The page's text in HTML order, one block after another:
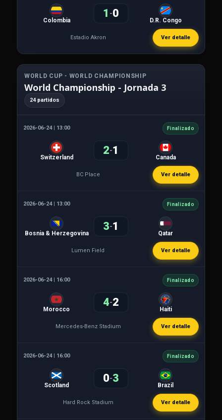
Colombia
1 -0
D.R. Congo
Estadio Akron Ver detalle
WORLD CUP - WORLD CHAMPIONSHIP
World Championship - Jornada 3
24 partidos
2026-06-24 | 13:00 Finalizado
Switzerland
2-1
Canada
BC Place Ver detalle
2026-06-24 | 13:00 Finalizado
Bosnia & Herzegovina
3-1
Qatar
Lumen Field Ver detalle
2026-06-24 | 16:00 Finalizado
Morocco
4-2
Haiti
Mercedes-Benz Stadium Ver detalle
2026-06-24 | 16:00 Finalizado
Scotland
0-3
Brazil
Hard Rock Stadium Ver detalle